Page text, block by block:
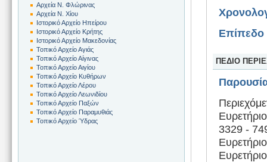
Επίπεδο
ΠΕΔΙΟ
3329 -
Αρχεία Ν. Φλώρινας
Αρχεία Ν. Χίου
Ιστορικό Αρχείο Ηπείρου
Ιστορικό Αρχείο Κρήτης
Ιστορικό Αρχείο Μακεδονίας
Τοπικό Αρχείο Αγιάς
Τοπικό Αρχείο Αίγινας
Τοπικό Αρχείο Αιγίου
Τοπικό Αρχείο Κυθήρων
Τοπικό Αρχείο Λέρου
Τοπικό Αρχείο Λεωνιδίου
Τοπικό Αρχείο Παξών
Τοπικό Αρχείο Παραμυθιάς
Τοπικό Αρχείο Ύδρας